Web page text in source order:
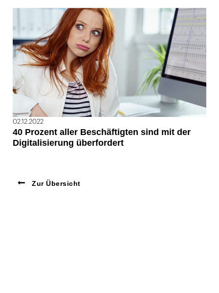
02.12.2022
40 Prozent aller Beschäftigten sind mit der
Digitalisierung überfordert
Zur Übersicht